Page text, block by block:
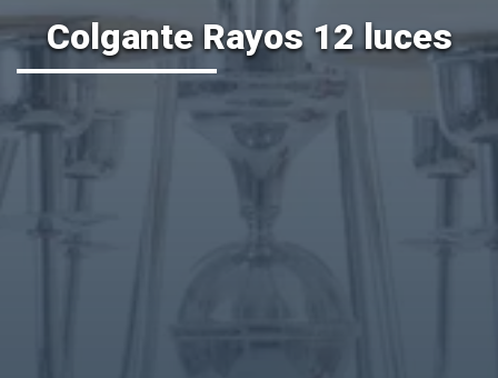
Colgante Rayos 12 luces